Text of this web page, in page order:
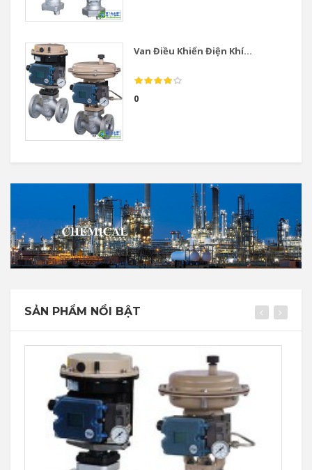
Van Điều Khiển Điện Khí...
0
SẢN PHẨM NỔI BẬT